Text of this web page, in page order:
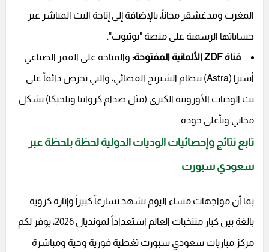
المغرب ومدغشقر مجاناً، بالإضافة إلى إتاحة البث المباشر عبر
حساباتها الرسمية على منصة "يوتيوب".
قناة ZDF الألمانية المفتوحة: والمتاحة على القمر الصناعي
أسترا (Astra) بنظام الشيرنج الفضائي، والتي تحرص دائماً على
بث الوديات الأوروبية الكبرى (مثل صدام كرواتيا وبلجيكا) بشكل
مجاني وبأعلى جودة.
تابع نتائج وإحصائيات الوديات الدولية لحظة بلحظة عبر
سعودي سبورت
بما أن مواجهات مساء اليوم تشهد تسارعاً كبيراً وإثارة كروية
بالغة بين كبار منتخبات العالم استعداداً لمونديال 2026، يوفر لكم
مركز مباريات سعودي سبورت تغطية فورية وحية ومباشرة